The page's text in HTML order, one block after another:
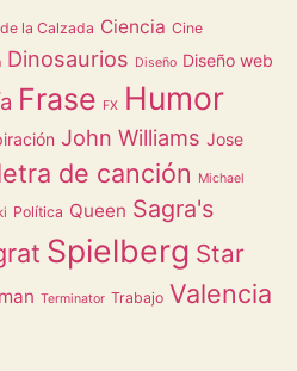
la Calzada Ciencia Cine
Dinosaurios Diseño Diseño web
Frase FX Humor
John Williams Jose
de canción Michael
Política Queen Sagra's
Spielberg Star
Terminator Trabajo Valencia